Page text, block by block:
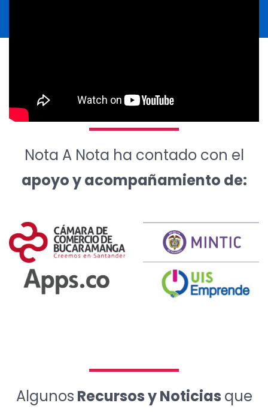
Nota A Nota ha contado con el
apoyo y acompañamiento de:
Algunos Recursos y Noticias que